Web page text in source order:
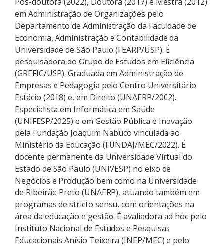
em Administração de Organizações pelo
Departamento de Administração da Faculdade de
Economia, Administração e Contabilidade da
Universidade de São Paulo (FEARP/USP). É
pesquisadora do Grupo de Estudos em Eficiência
(GREFIC/USP). Graduada em Administração de
Empresas e Pedagogia pelo Centro Universitário
Estácio (2018) e, em Direito (UNAERP/2002).
Especialista em Informática em Saúde
(UNIFESP/2025) e em Gestão Pública e Inovação
pela Fundação Joaquim Nabuco vinculada ao
Ministério da Educação (FUNDAJ/MEC/2022). É
docente permanente da Universidade Virtual do
Estado de São Paulo (UNIVESP) no eixo de
Negócios e Produção bem como na Universidade
de Ribeirão Preto (UNAERP), atuando também em
programas de stricto sensu, com orientações na
área da educação e gestão. É avaliadora ad hoc pelo
Instituto Nacional de Estudos e Pesquisas
Educacionais Anísio Teixeira (INEP/MEC) e pelo